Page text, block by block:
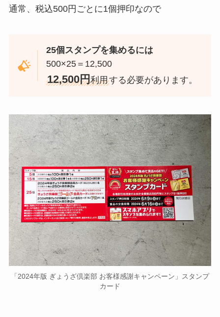
通常、税込500円ごとに1個押印なので
25個スタンプを集めるには
500×25＝12,500
12,500円利用する必要があります。
「2024年版 ぎょうざ倶楽部 お客様感謝キャンペーン」スタンプ
カード